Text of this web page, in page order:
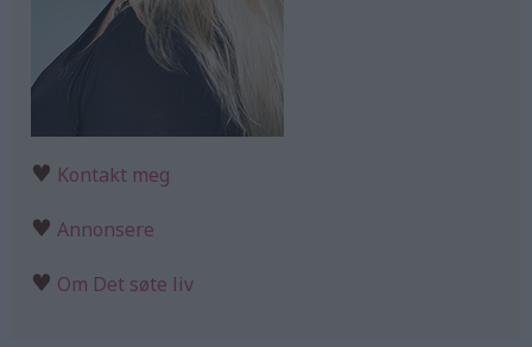
♥ Kontakt meg
♥ Annonsere
♥ Om Det søte liv